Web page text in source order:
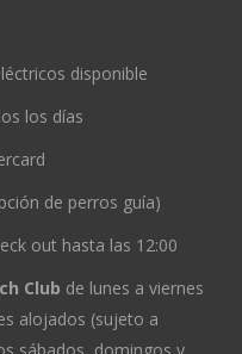
disponible
los días
de perros guía)
out hasta las 12:00
Club de lunes a viernes
alojados (sujeto a